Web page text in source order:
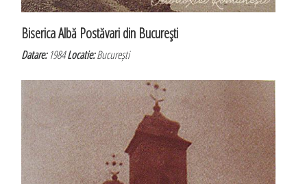
Biserica Albă Postăvari din Bucureşti
Datare:1984Locatie:București